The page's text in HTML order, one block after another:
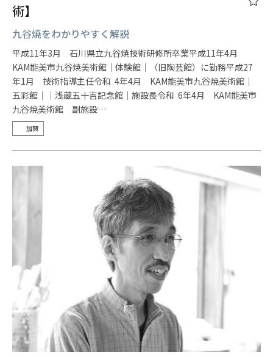
術】
九谷焼をわかりやすく解説
平成11年3月 石川県立九谷焼技術研修所卒業平成11年4月
KAM能美市九谷焼美術館｜体験館｜（旧陶芸館）に勤務平成27
年1月 技術指導主任令和 4年4月 KAM能美市九谷焼美術館│
五彩館││浅蔵五十吉記念館│施設長令和 6年4月 KAM能美市
九谷焼美術館 副施設…
加賀